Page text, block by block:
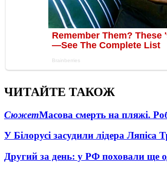
ЧИТАЙТЕ ТАКОЖ
СюжетМасова смерть на пляжі.
У Білорусі засудили лідера Ляпіса
Другий за день: у РФ поховали ще